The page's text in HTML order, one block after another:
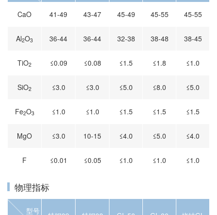
CaO 41-49 43-47 45-49 45-55 45-55
Al2O3 36-44 36-44 32-38 38-48 38-45
TiO2 ≤0.09 ≤0.08 ≤1.5 ≤1.8 ≤1.0
SiO2 ≤3.0 ≤3.0 ≤5.0 ≤8.0 ≤5.0
Fe2O3 ≤1.0 ≤1.0 ≤1.5 ≤1.5 ≤1.5
MgO ≤3.0 10-15 ≤4.0 ≤5.0 ≤4.0
F ≤0.01 ≤0.05 ≤1.0 ≤1.0 ≤1.0
物理指标
型号